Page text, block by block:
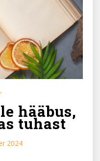
hääbus,
tuhast
2024